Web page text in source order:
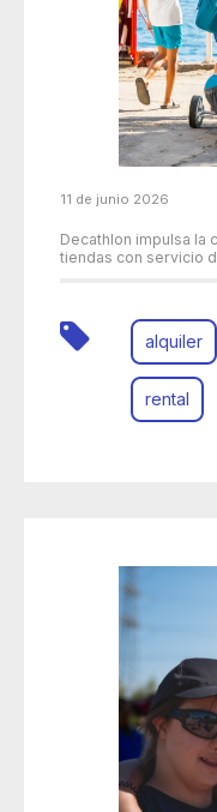
11 de junio 2026
Decathlon impulsa la
tiendas con servicio
alquiler
rental